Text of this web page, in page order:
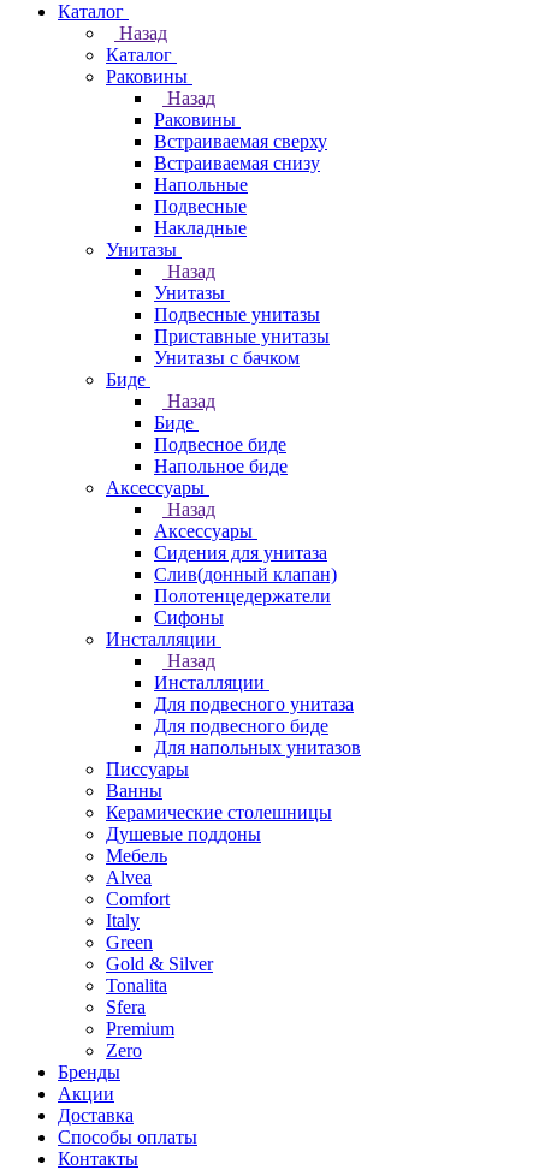
Каталог
Назад
Каталог
Раковины
Назад
Раковины
Встраиваемая сверху
Встраиваемая снизу
Напольные
Подвесные
Накладные
Унитазы
Назад
Унитазы
Подвесные унитазы
Приставные унитазы
Унитазы с бачком
Биде
Назад
Биде
Подвесное биде
Напольное биде
Аксессуары
Назад
Аксессуары
Сидения для унитаза
Слив(донный клапан)
Полотенцедержатели
Сифоны
Инсталляции
Назад
Инсталляции
Для подвесного унитаза
Для подвесного биде
Для напольных унитазов
Писсуары
Ванны
Керамические столешницы
Душевые поддоны
Мебель
Alvea
Comfort
Italy
Green
Gold & Silver
Tonalita
Sfera
Premium
Zero
Бренды
Акции
Доставка
Способы оплаты
Контакты